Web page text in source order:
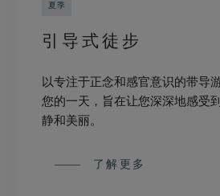
夏季
引导式徒步
以专注于正念和感官意识的带导
您的一天，旨在让您深深地感受
静和美丽。
了解更多